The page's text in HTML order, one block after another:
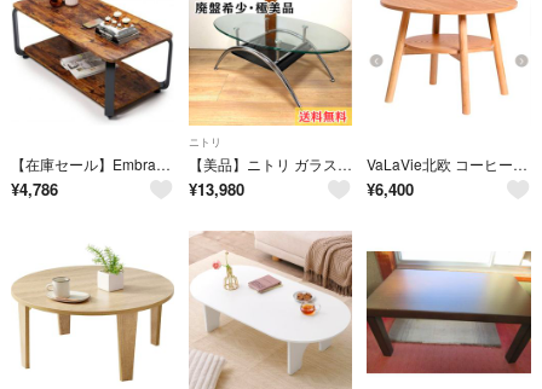
【在庫セール】Embrace life ローテーブル 収納付きしセンターテーブル
¥4,786
ニトリ
【美品】ニトリ ガラス センターテーブル ローテーブル NITORI インテリア
¥13,980
VaLaVie北欧 コーヒーテーブル ローテーブル
¥6,400